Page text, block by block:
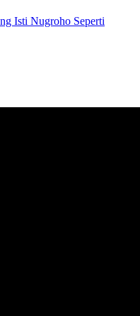
Isti Nugroho Seperti